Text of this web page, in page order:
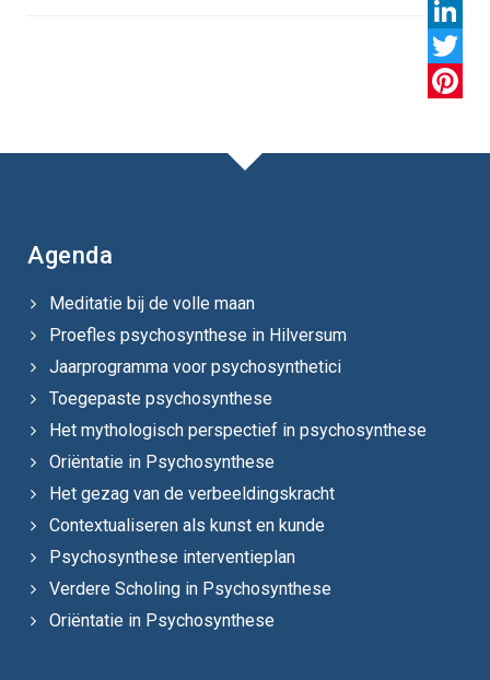
Twitter
Agenda
Meditatie bij de volle maan
Proefles psychosynthese in Hilversum
Jaarprogramma voor psychosynthetici
Toegepaste psychosynthese
Het mythologisch perspectief in psychosynthese
Oriëntatie in Psychosynthese
Het gezag van de verbeeldingskracht
Contextualiseren als kunst en kunde
Psychosynthese interventieplan
Verdere Scholing in Psychosynthese
Oriëntatie in Psychosynthese